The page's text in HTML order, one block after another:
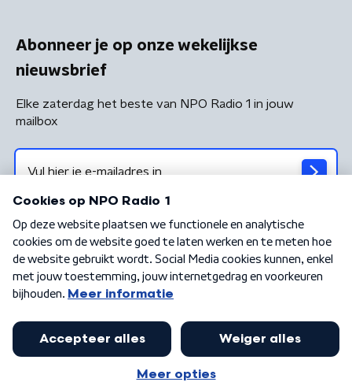
Abonneer je op onze wekelijkse
nieuwsbrief
Elke zaterdag het beste van NPO Radio 1 in jouw
mailbox
Algemene voorwaarden